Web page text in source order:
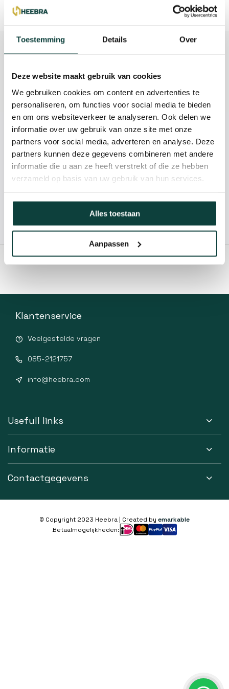
Toestemming Details Over
Deze website maakt gebruik van cookies
We gebruiken cookies om content en advertenties te
personaliseren, om functies voor social media te bieden
en om ons websiteverkeer te analyseren. Ook delen we
informatie over uw gebruik van onze site met onze
partners voor social media, adverteren en analyse. Deze
partners kunnen deze gegevens combineren met andere
informatie die u aan ze heeft verstrekt of die ze hebben
verzameld op basis van uw gebruik van hun services.
Alles toestaan
Aanpassen
Beschrijving
Reviews
Specificaties
Kunnen we je helpen?
085-2121757
10% korting!
Klantenservice
Veelgestelde vragen
085-2121757
info@heebra.com
Usefull links
Informatie
Contactgegevens
© Copyright 2023 Heebra | Created by emarkable
Betaalmogelijkheden: